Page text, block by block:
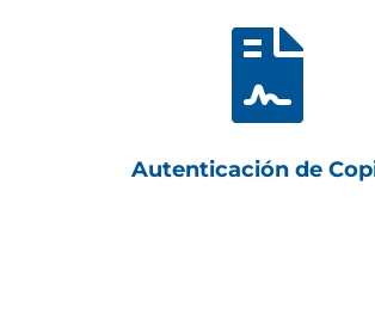

Autenticación de